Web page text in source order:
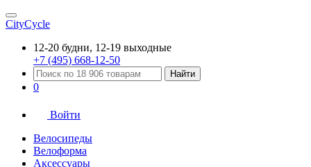
CityCycle
12-20 будни, 12-19 выходные
+7 (495) 668-12-50
Найти
0
Войти
Велосипеды
Велоформа
Аксессуары